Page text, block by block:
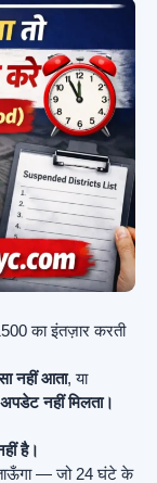
का इंतज़ार करती
नहीं आता, या
नहीं मिलता।
है।
— जो 24 घंटे के